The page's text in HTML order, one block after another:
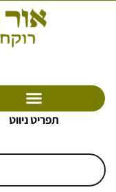
תפריט ניווט